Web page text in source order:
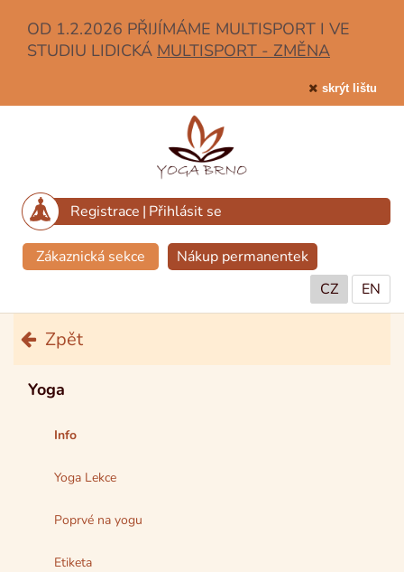
OD 1.2.2026 PŘIJÍMÁME MULTISPORT I VE
STUDIU LIDICKÁ MULTISPORT - ZMĚNA
skrýt lištu
Registrace | Přihlásit se
Zákaznická sekce
Nákup permanentek
CZ
EN
Zpět
Yoga
Info
Yoga Lekce
Poprvé na yogu
Etiketa